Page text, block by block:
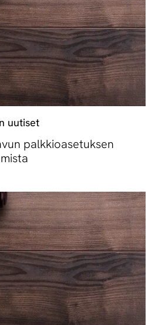
uutiset
palkkioasetuksen